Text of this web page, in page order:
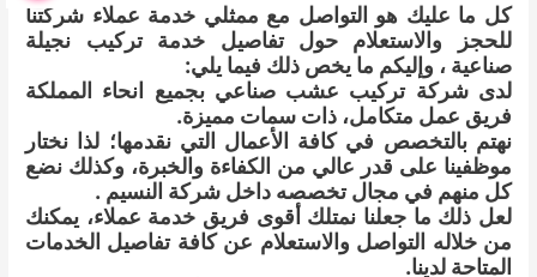
كل ما عليك هو التواصل مع ممثلي خدمة عملاء شركتنا
للحجز والاستعلام حول تفاصيل خدمة تركيب نجيلة
صناعية ، وإليكم ما يخص ذلك فيما يلي:
لدى شركة تركيب عشب صناعي بجميع انحاء المملكة
فريق عمل متكامل، ذات سمات مميزة.
نهتم بالتخصص في كافة الأعمال التي نقدمها؛ لذا نختار
موظفينا على قدر عالي من الكفاءة والخبرة، وكذلك نضع
كل منهم في مجال تخصصه داخل شركة النسيم .
لعل ذلك ما جعلنا نمتلك أقوى فريق خدمة عملاء، يمكنك
من خلاله التواصل والاستعلام عن كافة تفاصيل الخدمات
المتاحة لدينا.